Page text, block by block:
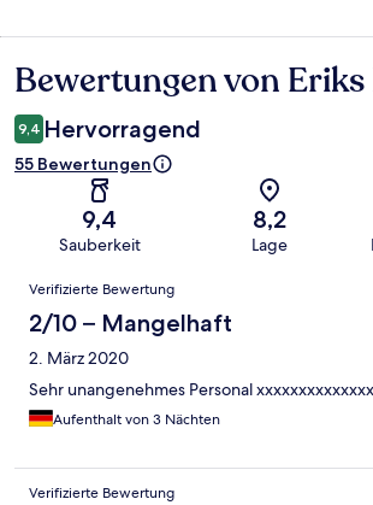
Bewertungen
Bewertungen von
9,4 Hervorragend
55 Bewertungen
9,4
Sauberkeit
8,2
Lage
Bewertungen
Verifizierte Bewertung
2/10 – Mangelhaft
2. März 2020
Sehr unangenehmes Personal
Aufenthalt von 3 Nächten
Verifizierte Bewertung